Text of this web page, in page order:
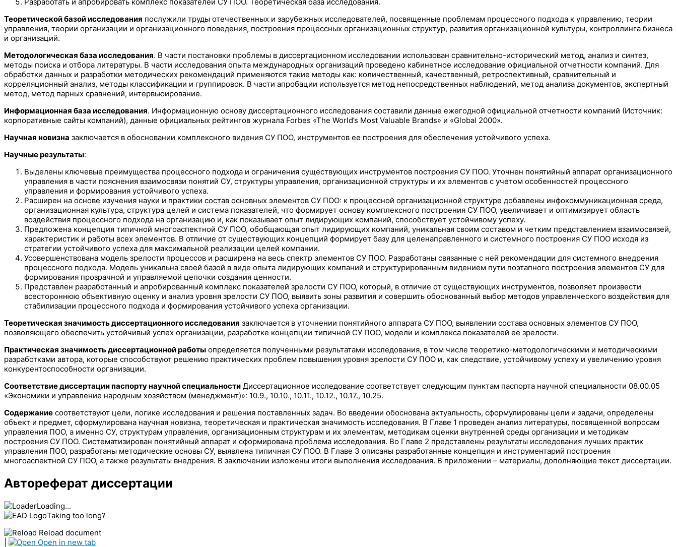
Теоретической базой исследования послужили труды отечественных и зарубежных исследователей, посвященные проблемам процессного подхода к управлению, теории
управления, теории организации и организационного поведения, построения процессных организационных структур, развития организационной культуры, контроллинга бизнеса
и организаций.
Методологическая база исследования. В части постановки проблемы в диссертационном исследовании использован сравнительно-исторический метод, анализ и синтез,
методы поиска и отбора литературы. В части исследования опыта международных организаций проведено кабинетное исследование официальной отчетности компаний. Для
обработки данных и разработки методических рекомендаций применяются такие методы как: количественный, качественный, ретроспективный, сравнительный и
корреляционный анализ, методы классификации и группировок. В части апробации используется метод непосредственных наблюдений, метод анализа документов, экспертный
метод, метод парных сравнений, интервьюирование.
Информационная база исследования. Информационную основу диссертационного исследования составили данные ежегодной официальной отчетности компаний (Источник:
корпоративные сайты компаний), данные официальных рейтингов журнала Forbes «The World’s Most Valuable Brands» и «Global 2000».
Научная новизна заключается в обосновании комплексного видения СУ ПОО, инструментов ее построения для обеспечения устойчивого успеха.
Научные результаты:
Выделены ключевые преимущества процессного подхода и ограничения существующих инструментов построения СУ ПОО. Уточнен понятийный аппарат организационного
управления в части пояснения взаимосвязи понятий СУ, структуры управления, организационной структуры и их элементов с учетом особенностей процессного
управления и формирования устойчивого успеха.
Расширен на основе изучения науки и практики состав основных элементов СУ ПОО: к процессной организационной структуре добавлены инфокоммуникационная среда,
организационная культура, структура целей и система показателей, что формирует основу комплексного построения СУ ПОО, увеличивает и оптимизирует область
воздействия процессного подхода на организацию и, как показывает опыт лидирующих компаний, способствует устойчивому успеху.
Предложена концепция типичной многоаспектной СУ ПОО, обобщающая опыт лидирующих компаний, уникальная своим составом и четким представлением взаимосвязей,
характеристик и работы всех элементов. В отличие от существующих концепций формирует базу для целенаправленного и системного построения СУ ПОО исходя из
стратегии устойчивого успеха для максимальной реализации целей компании.
Усовершенствована модель зрелости процессов и расширена на весь спектр элементов СУ ПОО. Разработаны связанные с ней рекомендации для системного внедрения
процессного подхода. Модель уникальна своей базой в виде опыта лидирующих компаний и структурированным видением пути поэтапного построения элементов СУ для
формирования прозрачной и управляемой цепочки создания ценности.
Представлен разработанный и апробированный комплекс показателей зрелости СУ ПОО, который, в отличие от существующих инструментов, позволяет произвести
всестороннюю объективную оценку и анализ уровня зрелости СУ ПОО, выявить зоны развития и совершить обоснованный выбор методов управленческого воздействия для
стабилизации процессного подхода и формирования устойчивого успеха организации.
Теоретическая значимость диссертационного исследования заключается в уточнении понятийного аппарата СУ ПОО, выявлении состава основных элементов СУ ПОО,
позволяющего обеспечить устойчивый успех организации, разработке концепции типичной СУ ПОО, модели и комплекса показателей ее зрелости.
Практическая значимость диссертационной работы определяется полученными результатами исследования, в том числе теоретико-методологическими и методическими
разработками автора, которые способствуют решению практических проблем повышения уровня зрелости СУ ПОО и, как следствие, устойчивому успеху и увеличению уровня
конкурентоспособности организации.
Соответствие диссертации паспорту научной специальности Диссертационное исследование соответствует следующим пунктам паспорта научной специальности 08.00.05
«Экономики и управление народным хозяйством (менеджмент)»: 10.9., 10.10., 10.11., 10.12., 10.17., 10.25.
Содержание соответствуют цели, логике исследования и решения поставленных задач. Во введении обоснована актуальность, сформулированы цели и задачи, определены
объект и предмет, сформулирована научная новизна, теоретическая и практическая значимость исследования. В Главе 1 проведен анализ литературы, посвященной вопросам
управления ПОО, а именно СУ, структурам управления, организационным структурам и их элементам, методикам оценки внутренней среды организации и методикам
построения СУ ПОО. Систематизирован понятийный аппарат и сформирована проблема исследования. Во Главе 2 представлены результаты исследования лучших практик
управления ПОО, разработаны методические основы СУ, выявлена типичная СУ ПОО. В Главе 3 описаны разработанные концепция и инструментарий построения
многоаспектной СУ ПОО, а также результаты внедрения. В заключении изложены итоги выполнения исследования. В приложении – материалы, дополняющие текст диссертации.
Автореферат диссертации
Loading...
Taking too long?
Reload document
Open in new tab